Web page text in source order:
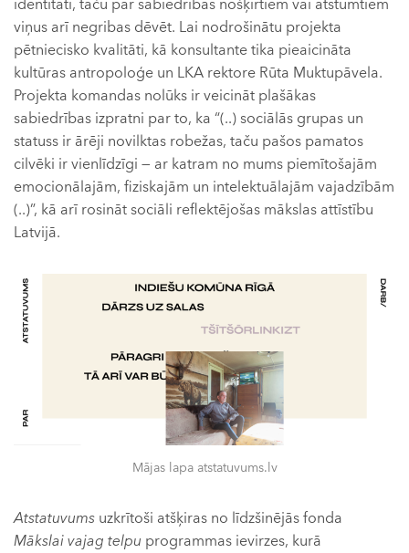
identitāti, taču par sabiedrības nošķirtiem vai atstumtiem
viņus arī negribas dēvēt. Lai nodrošinātu projekta
pētniecisko kvalitāti, kā konsultante tika pieaicināta
kultūras antropoloģe un LKA rektore Rūta Muktupāvela.
Projekta komandas nolūks ir veicināt plašākas
sabiedrības izpratni par to, ka “(..) sociālās grupas un
statuss ir ārēji novilktas robežas, taču pašos pamatos
cilvēki ir vienlīdzīgi — ar katram no mums piemītošajām
emocionālajām, fiziskajām un intelektuālajām vajadzībām
(..)”, kā arī rosināt sociāli reflektējošas mākslas attīstību
Latvijā.
Mājas lapa atstatuvums.lv
Atstatuvums uzkrītoši atšķiras no līdzšinējās fonda
Mākslai vajag telpu programmas ievirzes, kurā